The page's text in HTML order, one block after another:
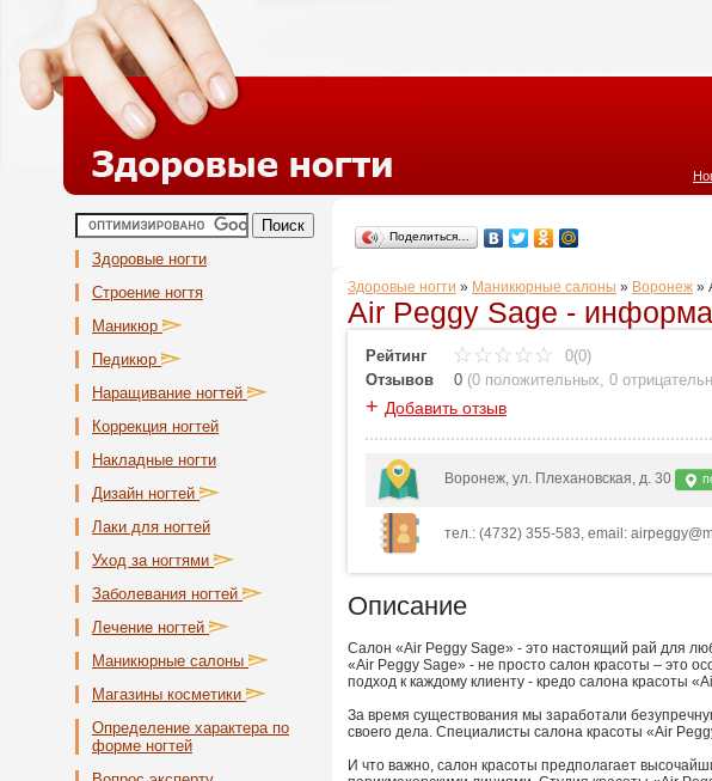
Здоровые ногти
Строение ногтя
Маникюр
Педикюр
Наращивание ногтей
Коррекция ногтей
Накладные ногти
Дизайн ногтей
Лаки для ногтей
Уход за ногтями
Заболевания ногтей
Лечение ногтей
Маникюрные салоны
Магазины косметики
Определение характера по
форме ногтей
Поделиться…
Здоровые ногти » Маникюрные салоны » Воронеж »
Air Peggy Sage -
Рейтинг
0(0)
Отзывов
0 (0 положительных, 0
+ Добавить отзыв
Воронеж, ул. Плехановская, д. 30
тел.: (4732) 355-583, email:
Описание
Cалон «Air Peggy Sage» - это настоящий рай для
«Air Peggy Sage» - не просто салон красоты – это
подход к каждому клиенту - кредо салона красоты
За время существования мы заработали
своего дела. Специалисты салона красоты «Air
И что важно, салон красоты предполагает